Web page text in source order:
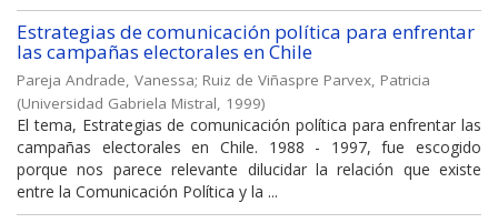
Estrategias de comunicación política para enfrentar
las campañas electorales en Chile
Pareja Andrade, Vanessa; Ruiz de Viñaspre Parvex, Patricia
(Universidad Gabriela Mistral, 1999)
El tema, Estrategias de comunicación política para enfrentar las
campañas electorales en Chile. 1988 - 1997, fue escogido
porque nos parece relevante dilucidar la relación que existe
entre la Comunicación Política y la ...